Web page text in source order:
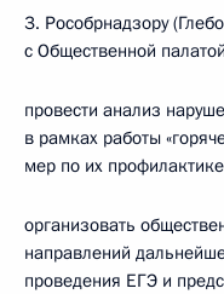
3. Рособрнадзору
с Общественной
провести анализ
в рамках работы
мер по их
организовать
направлений
проведения ЕГЭ и